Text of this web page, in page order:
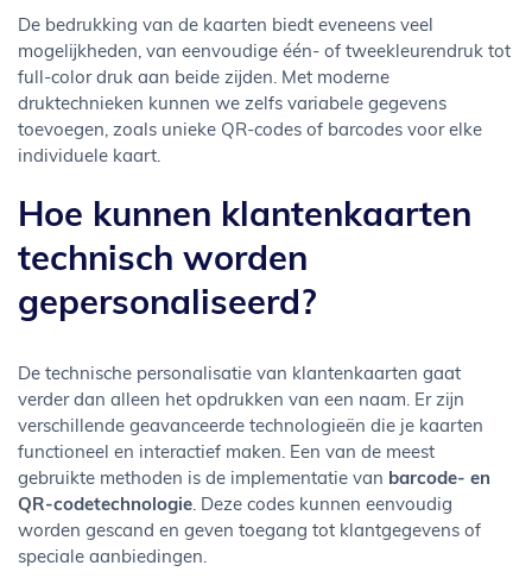
De bedrukking van de kaarten biedt eveneens veel
mogelijkheden, van eenvoudige één- of tweekleurendruk tot
full-color druk aan beide zijden. Met moderne
druktechnieken kunnen we zelfs variabele gegevens
toevoegen, zoals unieke QR-codes of barcodes voor elke
individuele kaart.
Hoe kunnen klantenkaarten
technisch worden
gepersonaliseerd?
De technische personalisatie van klantenkaarten gaat
verder dan alleen het opdrukken van een naam. Er zijn
verschillende geavanceerde technologieën die je kaarten
functioneel en interactief maken. Een van de meest
gebruikte methoden is de implementatie van barcode- en
QR-codetechnologie. Deze codes kunnen eenvoudig
worden gescand en geven toegang tot klantgegevens of
speciale aanbiedingen.